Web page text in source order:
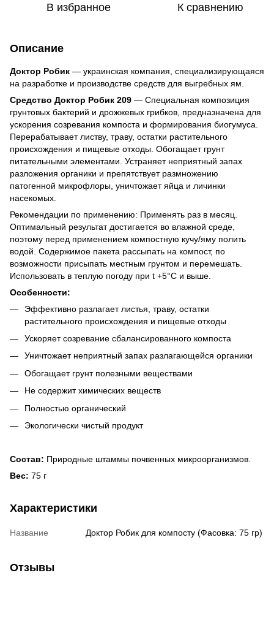
В избранное К сравнению
Описание
Доктор Робик — украинская компания, специализирующаяся
на разработке и производстве средств для выгребных ям.
Средство Доктор Робик 209 — Специальная композиция
грунтовых бактерий и дрожжевых грибков, предназначена для
ускорения созревания компоста и формирования биогумуса.
Перерабатывает листву, траву, остатки растительного
происхождения и пищевые отходы. Обогащает грунт
питательными элементами. Устраняет неприятный запах
разложения органики и препятствует размножению
патогенной микрофлоры, уничтожает яйца и личинки
насекомых.
Рекомендации по применению: Применять раз в месяц.
Оптимальный результат достигается во влажной среде,
поэтому перед применением компостную кучу/яму полить
водой. Содержимое пакета рассыпать на компост, по
возможности присыпать местным грунтом и перемешать.
Использовать в теплую погоду при t +5°C и выше.
Особенности:
Эффективно разлагает листья, траву, остатки
растительного происхождения и пищевые отходы
Ускоряет созревание сбалансированного компоста
Уничтожает неприятный запах разлагающейся органики
Обогащает грунт полезными веществами
Не содержит химических веществ
Полностью органический
Экологически чистый продукт
Состав: Природные штаммы почвенных микроорганизмов.
Вес: 75 г
Характеристики
Название Доктор Робик для компосту (Фасовка: 75 гр)
Отзывы